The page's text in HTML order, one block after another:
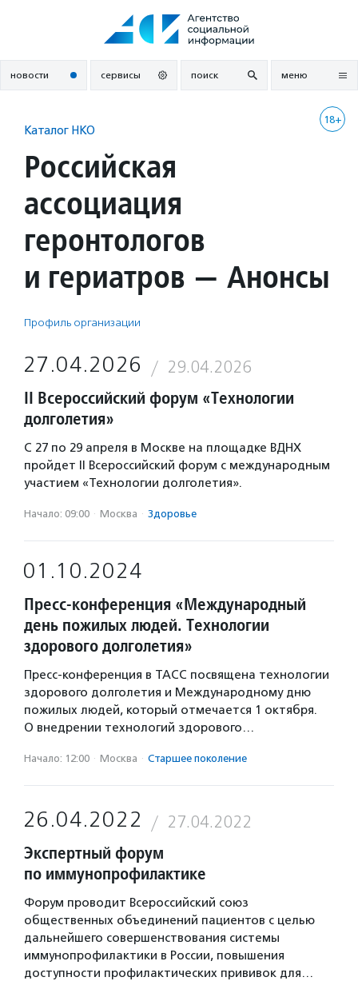
новости сервисы поиск меню
18+
Каталог НКО
Российская
ассоциация
геронтологов
и гериатров — Анонсы
Профиль организации
27.04.2026 29.04.2026
II Всероссийский форум «Технологии
долголетия»
С 27 по 29 апреля в Москве на площадке ВДНХ
пройдет II Всероссийский форум с международным
участием «Технологии долголетия».
Начало: 09:00 · Москва · Здоровье
01.10.2024
Пресс-конференция «Международный
день пожилых людей. Технологии
здорового долголетия»
Пресс-конференция в ТАСС посвящена технологии
здорового долголетия и Международному дню
пожилых людей, который отмечается 1 октября.
О внедрении технологий здорового…
Начало: 12:00 · Москва · Старшее поколение
26.04.2022 27.04.2022
Экспертный форум
по иммунопрофилактике
Форум проводит Всероссийский союз
общественных объединений пациентов с целью
дальнейшего совершенствования системы
иммунопрофилактики в России, повышения
доступности профилактических прививок для…